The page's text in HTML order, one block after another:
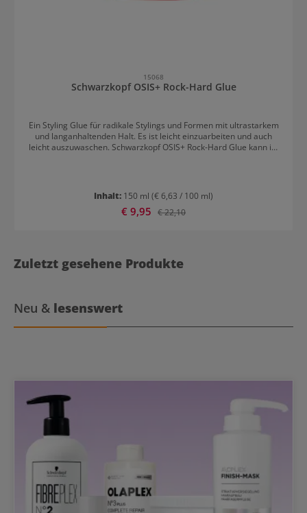
15068
Schwarzkopf OSIS+ Rock-Hard Glue
Ein Styling Glue für radikale Stylings und Formen mit ultrastarkem
und langanhaltenden Halt. Es ist leicht einzuarbeiten und auch
leicht auszuwaschen. Schwarzkopf OSIS+ Rock-Hard Glue kann im
Inhalt: 150 ml (€ 6,63 / 100 ml)
Verkaufspreis:
€ 9,95 Regulärer Preis:
€ 22,10
Zuletzt gesehene Produkte
Neu & lesenswert